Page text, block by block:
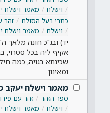
וישלח
מאמר וישלח
כתבי בעל הסולם
זהר
וישלח
מאמר וישלח
יד) ובג"כ חונה מלאך
אקיף ליה בכל סטרוי,
שכינתא בגויה, כמה
ומאינון…
מאמר וישלח יעקב
ספר הזהר זהר עם
וישלח
מאמר וישלח